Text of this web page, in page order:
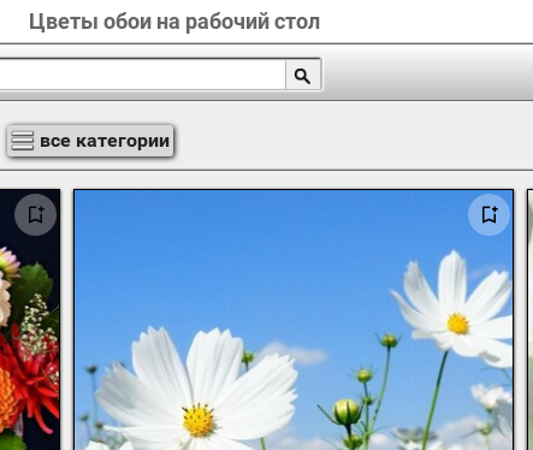
Цветы обои на рабочий стол
все категории